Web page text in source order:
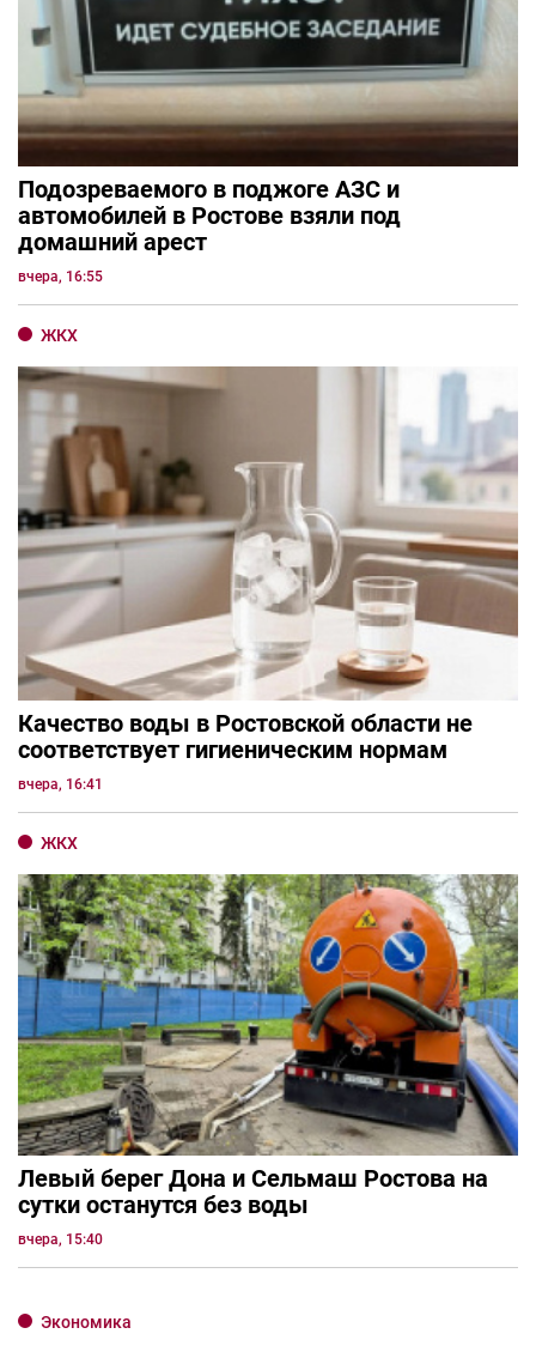
Подозреваемого в поджоге АЗС и
автомобилей в Ростове взяли под
домашний арест
вчера, 16:55
ЖКХ
Качество воды в Ростовской области не
соответствует гигиеническим нормам
вчера, 16:41
ЖКХ
Левый берег Дона и Сельмаш Ростова на
сутки останутся без воды
вчера, 15:40
Экономика